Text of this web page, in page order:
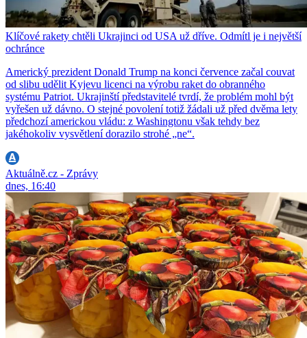
Klíčové rakety chtěli Ukrajinci od USA už dříve. Odmítl je i největší
ochránce
Americký prezident Donald Trump na konci července začal couvat
od slibu udělit Kyjevu licenci na výrobu raket do obranného
systému Patriot. Ukrajinští představitelé tvrdí, že problém mohl být
vyřešen už dávno. O stejné povolení totiž žádali už před dvěma lety
předchozí americkou vládu: z Washingtonu však tehdy bez
jakéhokoliv vysvětlení dorazilo strohé „ne“.
Aktuálně.cz - Zprávy
dnes, 16:40